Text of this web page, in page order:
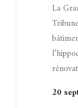
La
20